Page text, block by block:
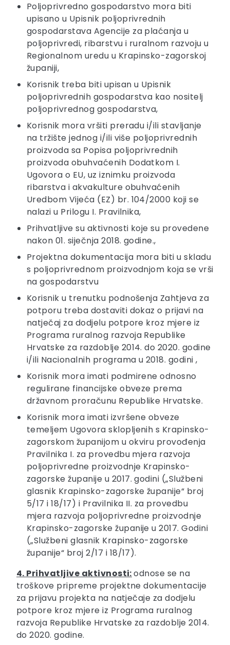
Poljoprivredno gospodarstvo mora biti
upisano u Upisnik poljoprivrednih
gospodarstava Agencije za plaćanja u
poljoprivredi, ribarstvu i ruralnom razvoju u
Regionalnom uredu u Krapinsko-zagorskoj
županiji,
Korisnik treba biti upisan u Upisnik
poljoprivrednih gospodarstva kao nositelj
poljoprivrednog gospodarstva,
Korisnik mora vršiti preradu i/ili stavljanje
na tržište jednog i/ili više poljoprivrednih
proizvoda sa Popisa poljoprivrednih
proizvoda obuhvaćenih Dodatkom I.
Ugovora o EU, uz iznimku proizvoda
ribarstva i akvakulture obuhvaćenih
Uredbom Vijeća (EZ) br. 104/2000 koji se
nalazi u Prilogu I. Pravilnika,
Prihvatljive su aktivnosti koje su provedene
nakon 01. siječnja 2018. godine.,
Projektna dokumentacija mora biti u skladu
s poljoprivrednom proizvodnjom koja se vrši
na gospodarstvu
Korisnik u trenutku podnošenja Zahtjeva za
potporu treba dostaviti dokaz o prijavi na
natječaj za dodjelu potpore kroz mjere iz
Programa ruralnog razvoja Republike
Hrvatske za razdoblje 2014. do 2020. godine
i/ili Nacionalnih programa u 2018. godini ,
Korisnik mora imati podmirene odnosno
regulirane financijske obveze prema
državnom proračunu Republike Hrvatske.
Korisnik mora imati izvršene obveze
temeljem Ugovora sklopljenih s Krapinsko-
zagorskom županijom u okviru provođenja
Pravilnika I. za provedbu mjera razvoja
poljoprivredne proizvodnje Krapinsko-
zagorske županije u 2017. godini („Službeni
glasnik Krapinsko-zagorske županije“ broj
5/17 i 18/17) i Pravilnika II. za provedbu
mjera razvoja poljoprivredne proizvodnje
Krapinsko-zagorske županije u 2017. Godini
(„Službeni glasnik Krapinsko-zagorske
županije“ broj 2/17 i 18/17).
4. Prihvatljive aktivnosti:odnose se na
troškove pripreme projektne dokumentacije
za prijavu projekta na natječaje za dodjelu
potpore kroz mjere iz Programa ruralnog
razvoja Republike Hrvatske za razdoblje 2014.
do 2020. godine.